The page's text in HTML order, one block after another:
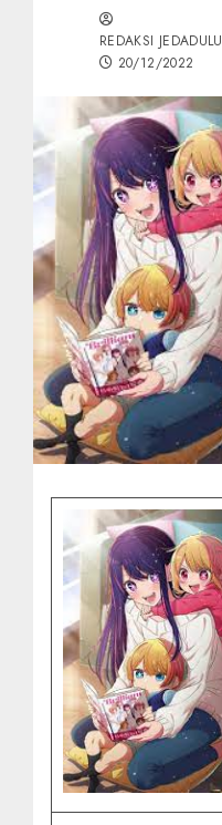
REDAKSI JEDADULU
20/12/2022